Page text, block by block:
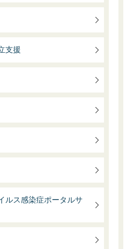
支援
ルス感染症ポータルサ